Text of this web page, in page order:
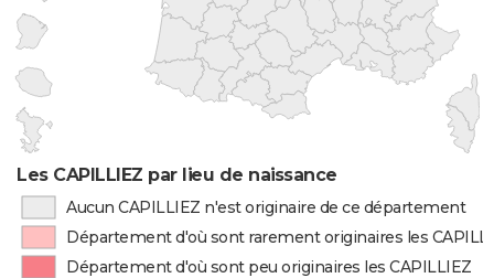
Les CAPILLIEZ par lieu de naissance
Aucun CAPILLIEZ n'est originaire de ce département
Département d'où sont rarement originaires les
Département d'où sont peu originaires les CAPILLIEZ